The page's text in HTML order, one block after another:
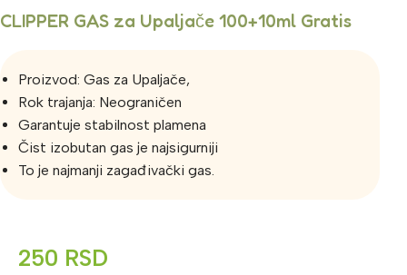
CLIPPER GAS za Upaljače 100+10ml Gratis
Proizvod: Gas za Upaljače,
Rok trajanja: Neograničen
Garantuje stabilnost plamena
Čist izobutan gas je najsigurniji
To je najmanji zagađivački gas.
250 RSD